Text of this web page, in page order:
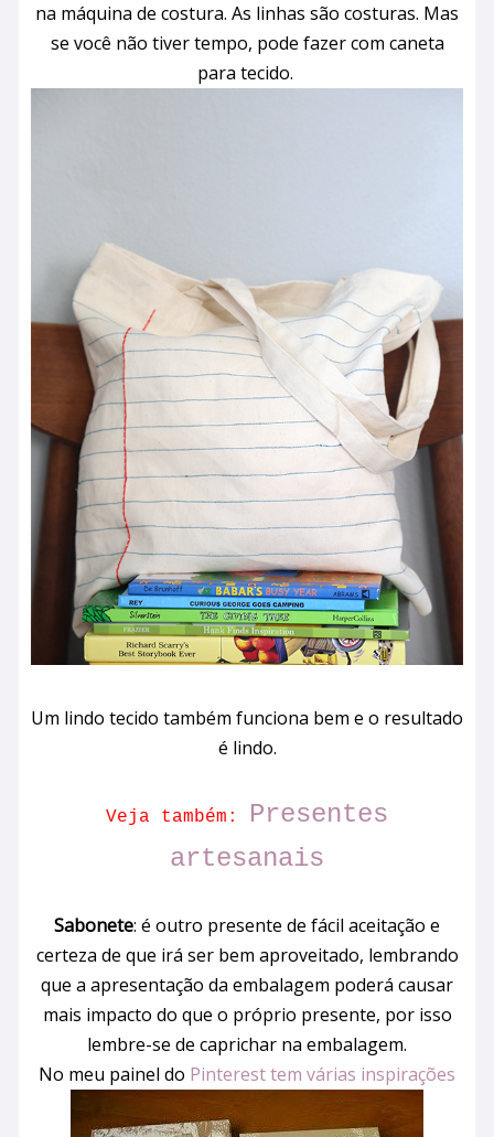
na máquina de costura. As linhas são costuras. Mas
se você não tiver tempo, pode fazer com caneta
para tecido.
Um lindo tecido também funciona bem e o resultado
é lindo.
Veja também:
Presentes
artesanais
Sabonete: é outro presente de fácil aceitação e
certeza de que irá ser bem aproveitado, lembrando
que a apresentação da embalagem poderá causar
mais impacto do que o próprio presente, por isso
lembre-se de caprichar na embalagem.
No meu painel do Pinterest tem várias inspirações